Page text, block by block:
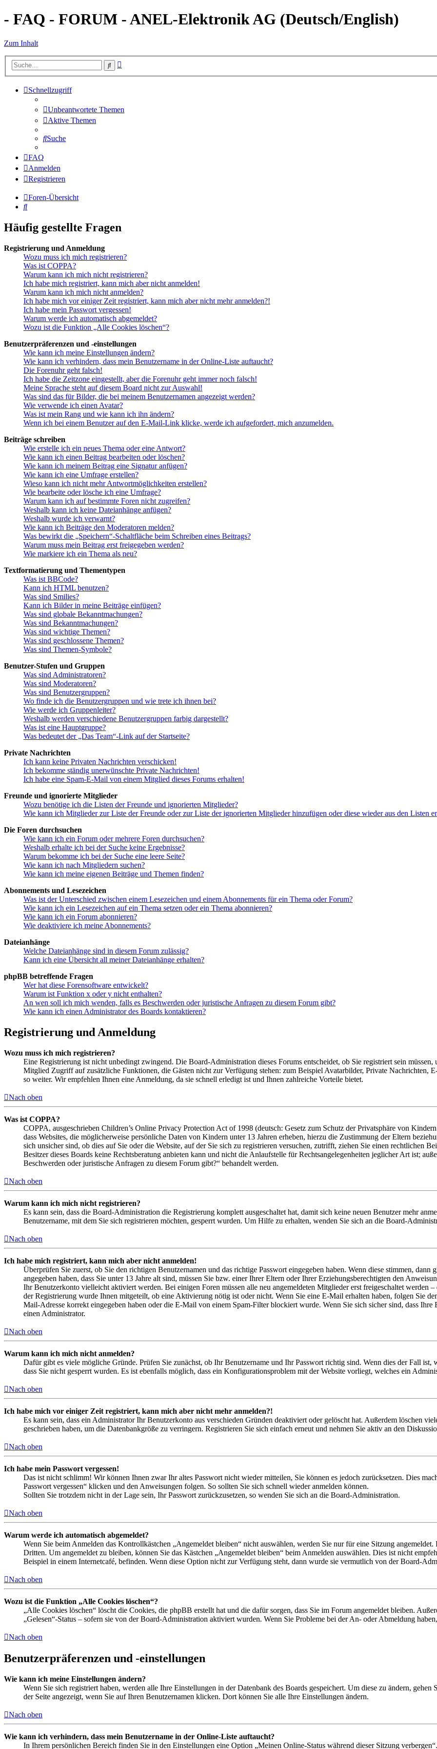
- FAQ - FORUM - ANEL-Elektronik AG (Deutsch/English)
Zum Inhalt
Suche
Schnellzugriff
Unbeantwortete Themen
Aktive Themen
Suche
FAQ
Anmelden
Registrieren
Foren-Übersicht
Suche
Häufig gestellte Fragen
Registrierung und Anmeldung
Wozu muss ich mich registrieren?
Was ist COPPA?
Warum kann ich mich nicht registrieren?
Ich habe mich registriert, kann mich aber nicht anmelden!
Warum kann ich mich nicht anmelden?
Ich habe mich vor einiger Zeit registriert, kann mich aber nicht mehr anmelden?!
Ich habe mein Passwort vergessen!
Warum werde ich automatisch abgemeldet?
Wozu ist die Funktion „Alle Cookies löschen“?
Benutzerpräferenzen und -einstellungen
Wie kann ich meine Einstellungen ändern?
Wie kann ich verhindern, dass mein Benutzername in der Online-Liste auftaucht?
Die Forenuhr geht falsch!
Ich habe die Zeitzone eingestellt, aber die Forenuhr geht immer noch falsch!
Meine Sprache steht auf diesem Board nicht zur Auswahl!
Was sind das für Bilder, die bei meinem Benutzernamen angezeigt werden?
Wie verwende ich einen Avatar?
Was ist mein Rang und wie kann ich ihn ändern?
Wenn ich bei einem Benutzer auf den E-Mail-Link klicke, werde ich aufgefordert, mich anzumelden.
Beiträge schreiben
Wie erstelle ich ein neues Thema oder eine Antwort?
Wie kann ich einen Beitrag bearbeiten oder löschen?
Wie kann ich meinem Beitrag eine Signatur anfügen?
Wie kann ich eine Umfrage erstellen?
Wieso kann ich nicht mehr Antwortmöglichkeiten erstellen?
Wie bearbeite oder lösche ich eine Umfrage?
Warum kann ich auf bestimmte Foren nicht zugreifen?
Weshalb kann ich keine Dateianhänge anfügen?
Weshalb wurde ich verwarnt?
Wie kann ich Beiträge den Moderatoren melden?
Was bewirkt die „Speichern“-Schaltfläche beim Schreiben eines Beitrags?
Warum muss mein Beitrag erst freigegeben werden?
Wie markiere ich ein Thema als neu?
Textformatierung und Thementypen
Was ist BBCode?
Kann ich HTML benutzen?
Was sind Smilies?
Kann ich Bilder in meine Beiträge einfügen?
Was sind globale Bekanntmachungen?
Was sind Bekanntmachungen?
Was sind wichtige Themen?
Was sind geschlossene Themen?
Was sind Themen-Symbole?
Benutzer-Stufen und Gruppen
Was sind Administratoren?
Was sind Moderatoren?
Was sind Benutzergruppen?
Wo finde ich die Benutzergruppen und wie trete ich ihnen bei?
Wie werde ich Gruppenleiter?
Weshalb werden verschiedene Benutzergruppen farbig dargestellt?
Was ist eine Hauptgruppe?
Was bedeutet der „Das Team“-Link auf der Startseite?
Private Nachrichten
Ich kann keine Privaten Nachrichten verschicken!
Ich bekomme ständig unerwünschte Private Nachrichten!
Ich habe eine Spam-E-Mail von einem Mitglied dieses Forums erhalten!
Freunde und ignorierte Mitglieder
Wozu benötige ich die Listen der Freunde und ignorierten Mitglieder?
Wie kann ich Mitglieder zur Liste der Freunde oder zur Liste der ignorierten Mitglieder hinzufügen oder diese wieder aus den Listen
Die Foren durchsuchen
Wie kann ich ein Forum oder mehrere Foren durchsuchen?
Weshalb erhalte ich bei der Suche keine Ergebnisse?
Warum bekomme ich bei der Suche eine leere Seite?
Wie kann ich nach Mitgliedern suchen?
Wie kann ich meine eigenen Beiträge und Themen finden?
Abonnements und Lesezeichen
Was ist der Unterschied zwischen einem Lesezeichen und einem Abonnements für ein Thema oder Forum?
Wie kann ich ein Lesezeichen auf ein Thema setzen oder ein Thema abonnieren?
Wie kann ich ein Forum abonnieren?
Wie deaktiviere ich meine Abonnements?
Dateianhänge
Welche Dateianhänge sind in diesem Forum zulässig?
Kann ich eine Übersicht all meiner Dateianhänge erhalten?
phpBB betreffende Fragen
Wer hat diese Forensoftware entwickelt?
Warum ist Funktion x oder y nicht enthalten?
An wen soll ich mich wenden, falls es Beschwerden oder juristische Anfragen zu diesem Forum gibt?
Wie kann ich einen Administrator des Boards kontaktieren?
Registrierung und Anmeldung
Wozu muss ich mich registrieren?
Eine Registrierung ist nicht unbedingt zwingend. Die Board-Administration dieses Forums entscheidet, ob Sie registriert sein
Mitglied Zugriff auf zusätzliche Funktionen, die Gästen nicht zur Verfügung stehen: zum Beispiel Avatarbilder, Private Nachrichten,
so weiter. Wir empfehlen Ihnen eine Anmeldung, da sie schnell erledigt ist und Ihnen zahlreiche Vorteile bietet.
Nach oben
Was ist COPPA?
COPPA, ausgeschrieben Children’s Online Privacy Protection Act of 1998 (deutsch: Gesetz zum Schutz der Privatsphäre von
dass Websites, die möglicherweise persönliche Daten von Kindern unter 13 Jahren erheben, hierzu die Zustimmung der Eltern
sich unsicher sind, ob dies auf Sie oder die Website, auf der Sie sich zu registrieren versuchen, zutrifft, ziehen Sie einen rechtlichen
Besitzer dieses Boards keine Rechtsberatung anbieten kann und nicht die Anlaufstelle für Rechtsangelegenheiten jeglicher Art ist;
Beschwerden oder juristische Anfragen zu diesem Forum gibt?“ behandelt werden.
Nach oben
Warum kann ich mich nicht registrieren?
Es kann sein, dass die Board-Administration die Registrierung komplett ausgeschaltet hat, damit sich keine neuen Benutzer mehr
Benutzername, mit dem Sie sich registrieren möchten, gesperrt wurden. Um Hilfe zu erhalten, wenden Sie sich an die Board-
Nach oben
Ich habe mich registriert, kann mich aber nicht anmelden!
Überprüfen Sie zuerst, ob Sie den richtigen Benutzernamen und das richtige Passwort eingegeben haben. Wenn diese stimmen, dann
angegeben haben, dass Sie unter 13 Jahre alt sind, müssen Sie bzw. einer Ihrer Eltern oder Ihrer Erziehungsberechtigten den
Ihr Benutzerkonto vielleicht aktiviert werden. Bei einigen Foren müssen alle neu angemeldeten Mitglieder erst freigeschaltet werden
der Registrierung wurde Ihnen mitgeteilt, ob eine Aktivierung nötig ist oder nicht. Wenn Sie eine E-Mail erhalten haben, folgen Sie
Mail-Adresse korrekt eingegeben haben oder die E-Mail von einem Spam-Filter blockiert wurde. Wenn Sie sich sicher sind, dass
einen Administrator.
Nach oben
Warum kann ich mich nicht anmelden?
Dafür gibt es viele mögliche Gründe. Prüfen Sie zunächst, ob Ihr Benutzername und Ihr Passwort richtig sind. Wenn dies der Fall ist,
dass Sie nicht gesperrt wurden. Es ist ebenfalls möglich, dass ein Konfigurationsproblem mit der Website vorliegt, welches ein
Nach oben
Ich habe mich vor einiger Zeit registriert, kann mich aber nicht mehr anmelden?!
Es kann sein, dass ein Administrator Ihr Benutzerkonto aus verschieden Gründen deaktiviert oder gelöscht hat. Außerdem löschen
geschrieben haben, um die Datenbankgröße zu verringern. Registrieren Sie sich einfach erneut und nehmen Sie aktiv an den
Nach oben
Ich habe mein Passwort vergessen!
Das ist nicht schlimm! Wir können Ihnen zwar Ihr altes Passwort nicht wieder mitteilen, Sie können es jedoch zurücksetzen. Dies
Passwort vergessen“ klicken und den Anweisungen folgen. So sollten Sie sich schnell wieder anmelden können.
Sollten Sie trotzdem nicht in der Lage sein, Ihr Passwort zurückzusetzen, so wenden Sie sich an die Board-Administration.
Nach oben
Warum werde ich automatisch abgemeldet?
Wenn Sie beim Anmelden das Kontrollkästchen „Angemeldet bleiben“ nicht auswählen, werden Sie nur für eine Sitzung
Dritten. Um angemeldet zu bleiben, können Sie das Kästchen „Angemeldet bleiben“ beim Anmelden auswählen. Dies ist nicht
Beispiel in einem Internetcafé, befinden. Wenn diese Option nicht zur Verfügung steht, dann wurde sie vermutlich von der Board-
Nach oben
Wozu ist die Funktion „Alle Cookies löschen“?
„Alle Cookies löschen“ löscht die Cookies, die phpBB erstellt hat und die dafür sorgen, dass Sie im Forum angemeldet bleiben.
„Gelesen“-Status – sofern sie von der Board-Administration aktiviert wurden. Wenn Sie Probleme bei der An- oder Abmeldung
Nach oben
Benutzerpräferenzen und -einstellungen
Wie kann ich meine Einstellungen ändern?
Wenn Sie sich registriert haben, werden alle Ihre Einstellungen in der Datenbank des Boards gespeichert. Um diese zu ändern,
der Seite angezeigt, wenn Sie auf Ihren Benutzernamen klicken. Dort können Sie alle Ihre Einstellungen ändern.
Nach oben
Wie kann ich verhindern, dass mein Benutzername in der Online-Liste auftaucht?
In Ihrem persönlichen Bereich finden Sie in den Einstellungen eine Option „Meinen Online-Status während dieser Sitzung